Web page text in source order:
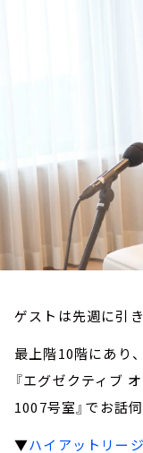
イベント・
ゲストは先週に引
最上階10階にあり
『エグゼクティブ
1007号室』でお話伺
▼ハイアットリー